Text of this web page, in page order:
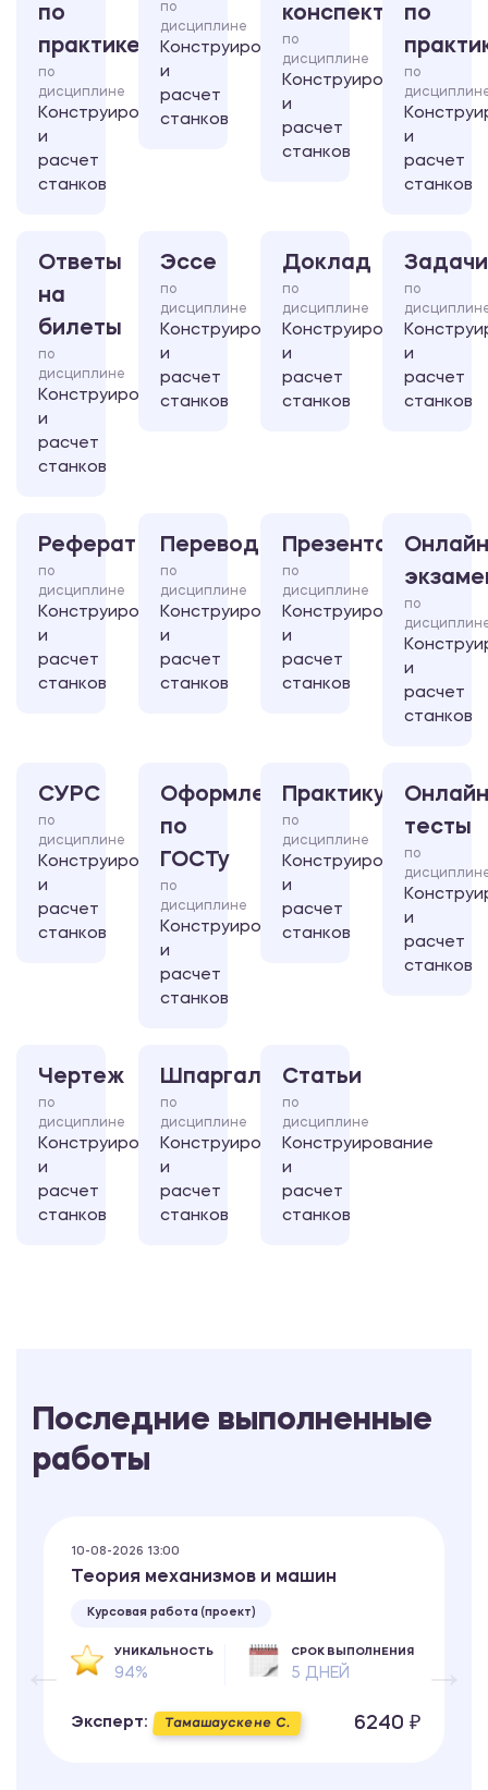
по
практике
по
дисциплине
Конструирование
и
расчет
станков
по
дисциплине
Конструирование
и
расчет
станков
конспект
по
дисциплине
Конструирование
и
расчет
станков
по
по
и
расчет
станков
Ответы
на
билеты
по
дисциплине
Конструирование
и
расчет
станков
Эссе
по
дисциплине
Конструирование
и
расчет
станков
Доклад
по
дисциплине
Конструирование
и
расчет
станков
Задачи
по
и
расчет
станков
Реферат
по
дисциплине
Конструирование
и
расчет
станков
Перевод
по
дисциплине
Конструирование
и
расчет
станков
Презентация
по
дисциплине
Конструирование
и
расчет
станков
по
и
расчет
станков
СУРС
по
дисциплине
Конструирование
и
расчет
станков
Оформление
по
ГОСТу
по
дисциплине
Конструирование
и
расчет
станков
Практикум
по
дисциплине
Конструирование
и
расчет
станков
тесты
по
и
расчет
станков
Чертеж
по
дисциплине
Конструирование
и
расчет
станков
Шпаргалка
по
дисциплине
Конструирование
и
расчет
станков
Статьи
по
дисциплине
Конструирование
и
расчет
станков
Последние выполненные
работы
10-08-2026 13:00
Теория механизмов и машин
Курсовая работа (проект)
УНИКАЛЬНОСТЬ
94%
СРОК ВЫПОЛНЕНИЯ
5 ДНЕЙ
Эксперт: Тамашаускене С. 6240 ₽